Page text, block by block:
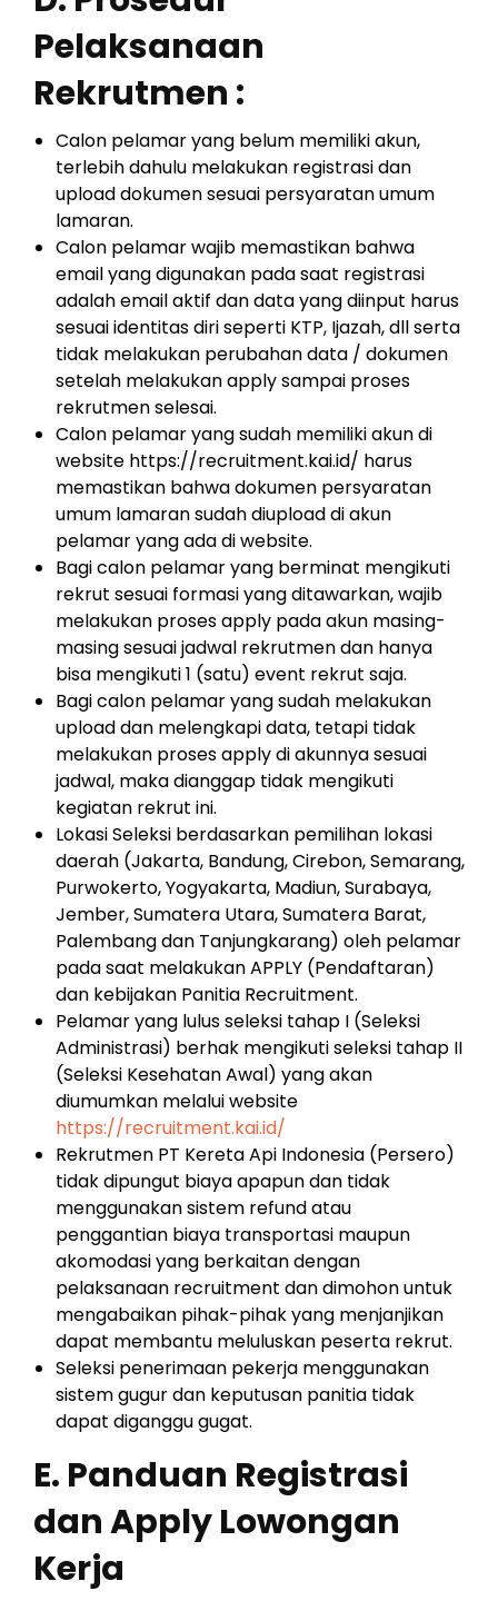
Pelaksanaan
Rekrutmen :
Calon pelamar yang belum memiliki akun,
terlebih dahulu melakukan registrasi dan
upload dokumen sesuai persyaratan umum
lamaran.
Calon pelamar wajib memastikan bahwa
email yang digunakan pada saat registrasi
adalah email aktif dan data yang diinput harus
sesuai identitas diri seperti KTP, Ijazah, dll serta
tidak melakukan perubahan data / dokumen
setelah melakukan apply sampai proses
rekrutmen selesai.
Calon pelamar yang sudah memiliki akun di
website https://recruitment.kai.id/ harus
memastikan bahwa dokumen persyaratan
umum lamaran sudah diupload di akun
pelamar yang ada di website.
Bagi calon pelamar yang berminat mengikuti
rekrut sesuai formasi yang ditawarkan, wajib
melakukan proses apply pada akun masing-
masing sesuai jadwal rekrutmen dan hanya
bisa mengikuti 1 (satu) event rekrut saja.
Bagi calon pelamar yang sudah melakukan
upload dan melengkapi data, tetapi tidak
melakukan proses apply di akunnya sesuai
jadwal, maka dianggap tidak mengikuti
kegiatan rekrut ini.
Lokasi Seleksi berdasarkan pemilihan lokasi
daerah (Jakarta, Bandung, Cirebon, Semarang,
Purwokerto, Yogyakarta, Madiun, Surabaya,
Jember, Sumatera Utara, Sumatera Barat,
Palembang dan Tanjungkarang) oleh pelamar
pada saat melakukan APPLY (Pendaftaran)
dan kebijakan Panitia Recruitment.
Pelamar yang lulus seleksi tahap I (Seleksi
Administrasi) berhak mengikuti seleksi tahap II
(Seleksi Kesehatan Awal) yang akan
diumumkan melalui website
https://recruitment.kai.id/
Rekrutmen PT Kereta Api Indonesia (Persero)
tidak dipungut biaya apapun dan tidak
menggunakan sistem refund atau
penggantian biaya transportasi maupun
akomodasi yang berkaitan dengan
pelaksanaan recruitment dan dimohon untuk
mengabaikan pihak-pihak yang menjanjikan
dapat membantu meluluskan peserta rekrut.
Seleksi penerimaan pekerja menggunakan
sistem gugur dan keputusan panitia tidak
dapat diganggu gugat.
E. Panduan Registrasi
dan Apply Lowongan
Kerja